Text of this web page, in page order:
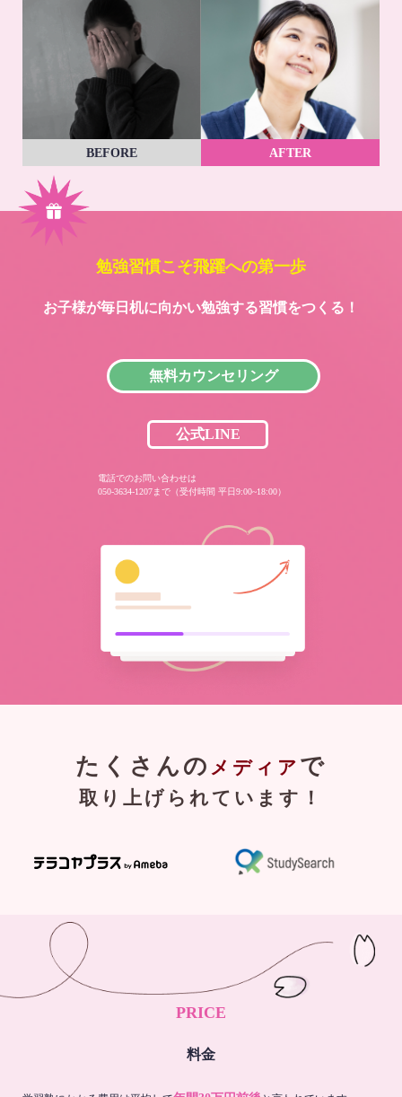
BEFORE AFTER
勉強習慣こそ飛躍への第一歩
お子様が毎日机に向かい勉強する習慣をつくる！
無料カウンセリング
公式LINE
電話でのお問い合わせは
050-3634-1207まで（受付時間 平日9:00~18:00）
たくさんの メディア で
取り上げられています！
PRICE
料金